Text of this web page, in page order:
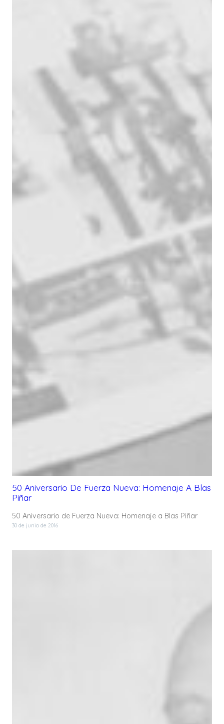
50 Aniversario De Fuerza Nueva: Homenaje A Blas
Piñar
50 Aniversario de Fuerza Nueva: Homenaje a Blas Piñar
30 de junio de 2016